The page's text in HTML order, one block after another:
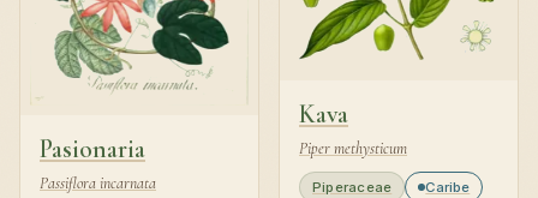
Pasionaria
Passiflora incarnata
Kava
Piper methysticum
Piperaceae Caribe